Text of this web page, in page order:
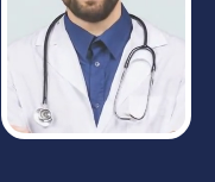
и
РАН,